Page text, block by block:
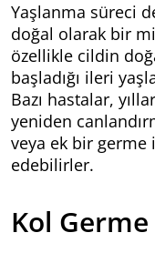
Yaşlanma süreci
doğal olarak bir
özellikle cildin
başladığı ileri
Bazı hastalar,
yeniden
veya ek bir germe
edebilirler.
Kol